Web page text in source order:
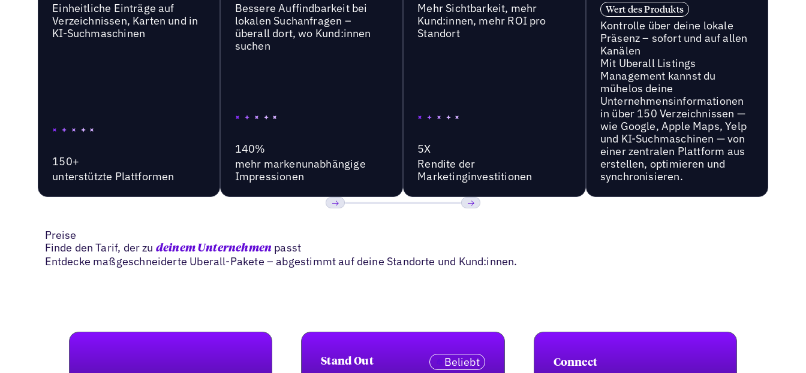
Einheitliche Einträge auf
Verzeichnissen, Karten und in
KI-Suchmaschinen
150+
unterstützte Plattformen
Bessere Auffindbarkeit bei
lokalen Suchanfragen –
überall dort, wo Kund:innen
suchen
140%
mehr markenunabhängige
Impressionen
Mehr Sichtbarkeit, mehr
Kund:innen, mehr ROI pro
Standort
5X
Rendite der
Marketinginvestitionen
Wert des Produkts
Kontrolle über deine lokale
Präsenz – sofort und auf allen
Kanälen
Mit Uberall Listings
Management kannst du
mühelos deine
Unternehmensinformationen
in über 150 Verzeichnissen —
wie Google, Apple Maps, Yelp
und KI-Suchmaschinen — von
einer zentralen Plattform aus
erstellen, optimieren und
synchronisieren.
Preise
Finde den Tarif, der zu deinem Unternehmen passt
Entdecke maßgeschneiderte Uberall-Pakete – abgestimmt auf deine Standorte und Kund:innen.
Stand Out
Beliebt
Connect